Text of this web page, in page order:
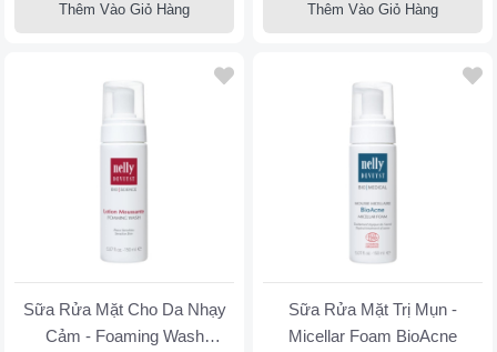
Thêm Vào Giỏ Hàng Thêm Vào Giỏ Hàng
Sữa Rửa Mặt Cho Da Nhạy
Cảm - Foaming Wash
Sữa Rửa Mặt Trị Mụn -
Micellar Foam BioAcne